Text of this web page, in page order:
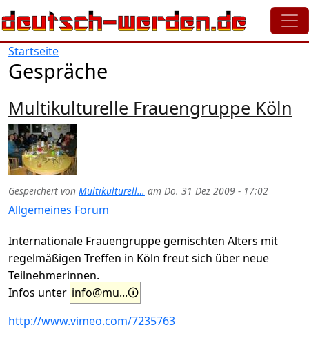
Direkt zum Inhalt
Startseite
Gespräche
Multikulturelle Frauengruppe Köln
Gespeichert von Multikulturell… am Do. 31 Dez 2009 - 17:02
Allgemeines Forum
Internationale Frauengruppe gemischten Alters mit
regelmäßigen Treffen in Köln freut sich über neue
Teilnehmerinnen.
Infos unter info@mu...
http://www.vimeo.com/7235763